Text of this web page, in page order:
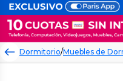
Dormitorio/Muebles de